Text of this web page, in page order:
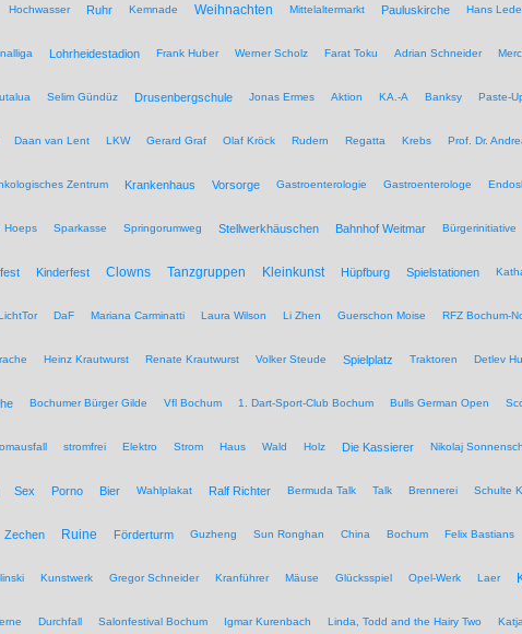
Hochwasser Ruhr Kemnade Weihnachten Mittelaltermarkt Pauluskirche Hans
Lohrheidestadion Frank Huber Werner Scholz Farat Toku Adrian Schneider
Selim Gündüz Drusenbergschule Jonas Ermes Aktion KA.-A Banksy Paste-
Daan van Lent LKW Gerard Graf Olaf Kröck Rudern Regatta Krebs Prof. Dr.
Zentrum Krankenhaus Vorsorge Gastroenterologie Gastroenterologe
Hoeps Sparkasse Springorumweg Stellwerkhäuschen Bahnhof Weitmar Bürgerinitiative
Kinderfest Clowns Tanzgruppen Kleinkunst Hüpfburg Spielstationen
DaF Mariana Carminatti Laura Wilson Li Zhen Guerschon Moise RFZ Bochum-
Heinz Krautwurst Renate Krautwurst Volker Steude Spielplatz Traktoren Detlev
Bochumer Bürger Gilde Vfl Bochum 1. Dart-Sport-Club Bochum Bulls German Open
stromfrei Elektro Strom Haus Wald Holz Die Kassierer Nikolaj
Sex Porno Bier Wahlplakat Ralf Richter Bermuda Talk Talk Brennerei Schulte
Zechen Ruine Förderturm Guzheng Sun Ronghan China Bochum Felix Bastians
Kunstwerk Gregor Schneider Kranführer Mäuse Glücksspiel Opel-Werk Laer
Durchfall Salonfestival Bochum Igmar Kurenbach Linda, Todd and the Hairy Two